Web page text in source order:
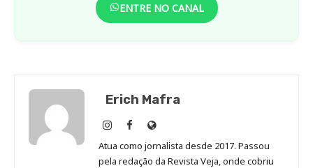
ENTRE NO CANAL
Erich Mafra
Erich
Mafra
no
Erich
Mafra
no
Site
de
Erich
Atua como jornalista desde 2017. Passou
pela redação da Revista Veja, onde cobriu